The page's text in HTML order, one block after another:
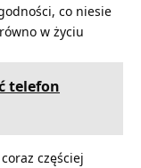
co niesie
w życiu
telefon
częściej